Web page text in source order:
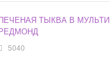
ТЫКВА В
5040